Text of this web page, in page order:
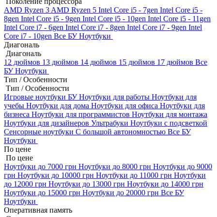
AMD Ryzen 3 AMD Ryzen 5 Intel Core i5 - 7gen Intel Core i5 -
8gen Intel Core i5 - 9gen Intel Core i5 - 10gen Intel Core i5 - 11gen
Intel Core i7 - 6gen Intel Core i7 - 8gen Intel Core i7 - 9gen Intel
Core i7 - 10gen Все БУ Ноутбуки
Диагональ
Диагональ
12 дюймов 13 дюймов 14 дюймов 15 дюймов 17 дюймов Все
БУ Ноутбуки
Тип / Особенности
Тип / Особенности
Игровые ноутбуки БУНоутбуки для работы Ноутбуки для
учебы Ноутбуки для дома Ноутбуки для офиса Ноутбуки для
бизнеса Ноутбуки для программистов Ноутбуки для монтажа
Ноутбуки для дизайнеров Ультрабуки Ноутбуки с подсветкой
Сенсорные ноутбуки С большой автономностью Все БУ
Ноутбуки
По цене
По цене
Ноутбуки до 7000 грн Ноутбуки до 8000 грн Ноутбуки до 9000
грн Ноутбуки до 10000 грн Ноутбуки до 11000 грн Ноутбуки
до 12000 грн Ноутбуки до 13000 грн Ноутбуки до 14000 грн
Ноутбуки до 15000 грн Ноутбуки до 20000 грн Все БУ
Ноутбуки
Оперативная память